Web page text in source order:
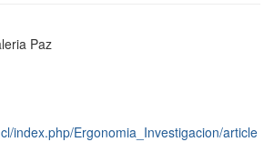
Paz
index.php/Ergonomia_Investigacion/article